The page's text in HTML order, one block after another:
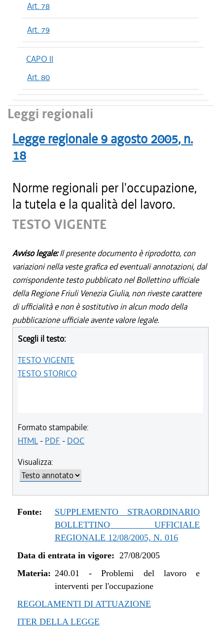
Art. 78
Art. 79
CAPO II
Art. 80
Leggi regionali
Legge regionale 9 agosto 2005, n.
18
Norme regionali per l'occupazione,
la tutela e la qualità del lavoro.
TESTO VIGENTE
Avviso legale:Il presente documento è riprodotto, con
variazioni nella veste grafica ed eventuali annotazioni, dal
corrispondente testo pubblicato nel Bollettino ufficiale
della Regione Friuli Venezia Giulia, non riveste carattere
di ufficialità e non è sostitutivo in alcun modo della
pubblicazione ufficiale avente valore legale.
Scegli il testo:
TESTO VIGENTE
TESTO STORICO
Formato stampabile:
HTML- PDF - DOC
Visualizza:
Fonte:
SUPPLEMENTO STRAORDINARIO
BOLLETTINO UFFICIALE
REGIONALE 12/08/2005, N. 016
Data di entrata in vigore: 27/08/2005
Materia: 240.01 -Problemi del lavoro e
interventi per l'occupazione
REGOLAMENTI DI ATTUAZIONE
ITER DELLA LEGGE